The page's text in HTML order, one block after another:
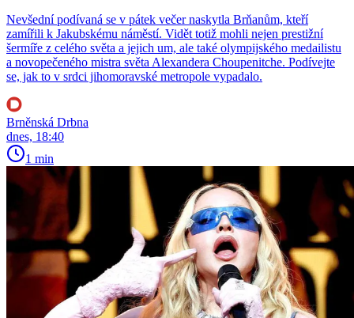
Nevšední podívaná se v pátek večer naskytla Brňanům, kteří
zamířili k Jakubskému náměstí. Vidět totiž mohli nejen prestižní
šermíře z celého světa a jejich um, ale také olympijského medailistu
a novopečeného mistra světa Alexandera Choupenitche. Podívejte
se, jak to v srdci jihomoravské metropole vypadalo.
Brněnská Drbna
dnes, 18:40
1 min